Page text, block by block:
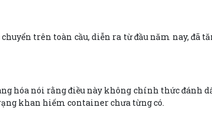
trên toàn cầu, diễn ra từ đầu năm nay, đã
hóa nói rằng điều này không chính thức đánh
khan hiếm container chưa từng có.